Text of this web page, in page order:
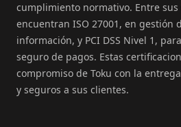
cumplimiento normativo. Entre sus
encuentran ISO 27001, en gestión
información, y PCI DSS Nivel 1,
seguro de pagos. Estas
compromiso de Toku con la
y seguros a sus clientes.